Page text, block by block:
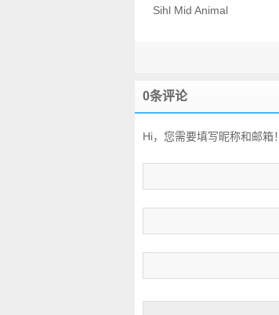
Sihl Mid Animal
0条评论
Hi，您需要填写昵称和邮箱！